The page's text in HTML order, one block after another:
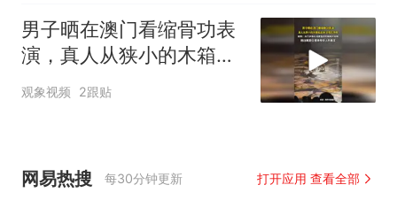
男子晒在澳门看缩骨功表
演，真人从狭小的木箱钻
出来，全程无特效，网
观象视频 2跟贴
网易热搜 每30分钟更新 打开应用 查看全部